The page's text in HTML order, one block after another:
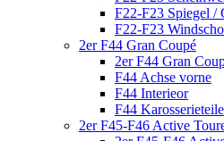
F22-F23 Spiegel /
F22-F23
2er F44 Gran Coupé
2er F44 Gran
F44 Achse vorne
F44 Interieor
F44 Karosserieteile
2er F45-F46 Active